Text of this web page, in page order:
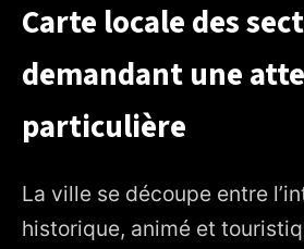
Carte locale des
demandant une
particulière
La ville se découpe entre
historique, animé et